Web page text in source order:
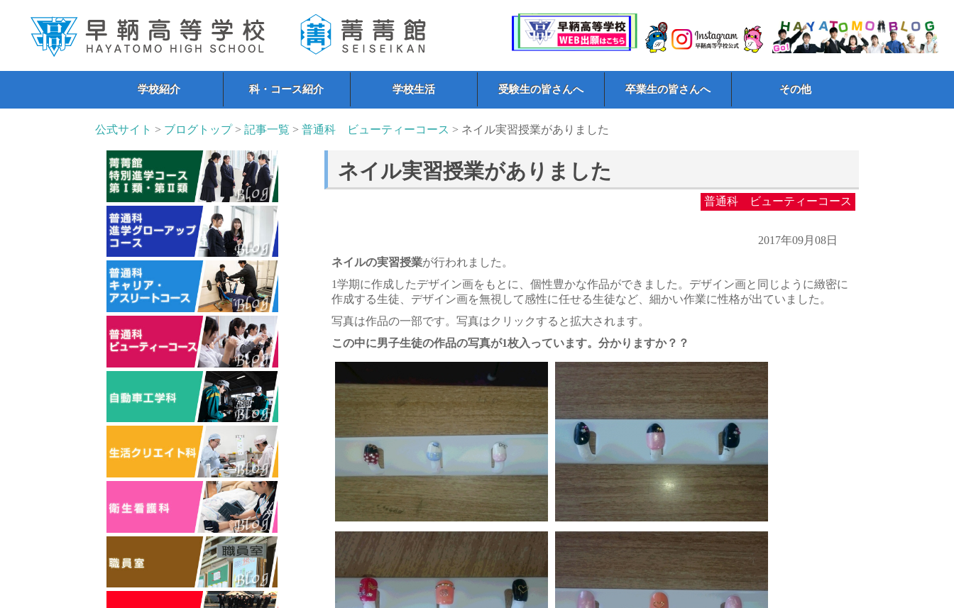
学校紹介 科・コース紹介 学校生活 受験生の皆さんへ 卒業生の皆さんへ その他
公式サイト > ブログトップ>記事一覧 >普通科 ビューティーコース > ネイル実習授業がありました
ネイル実習授業がありました
普通科 ビューティーコース
2017年09月08日
ネイルの実習授業が行われました。
1学期に作成したデザイン画をもとに、個性豊かな作品ができました。デザイン画と同じように緻密に
作成する生徒、デザイン画を無視して感性に任せる生徒など、細かい作業に性格が出ていました。
写真は作品の一部です。写真はクリックすると拡大されます。
この中に男子生徒の作品の写真が1枚入っています。分かりますか？？